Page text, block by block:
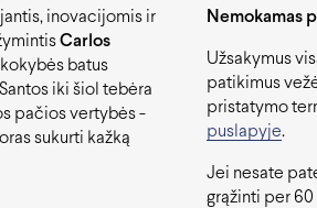
inovacijomis ir
Carlos
batus
iki šiol tebėra
pačios vertybės -
sukurti kažką
Nemokamas
Užsakymus
patikimus
pristatymo
puslapyje.
Jei nesate
grąžinti per 60